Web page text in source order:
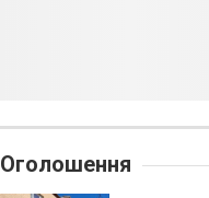
Оголошення